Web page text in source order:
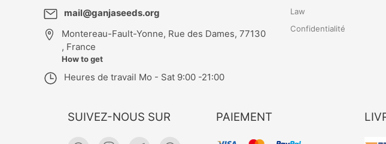
mail@ganjaseeds.org
Montereau-Fault-Yonne, Rue des Dames, 77130
, France
How to get
Heures de travail Mo - Sat 9:00 -21:00
Law
Confidentialité
SUIVEZ-NOUS SUR PAIEMENT